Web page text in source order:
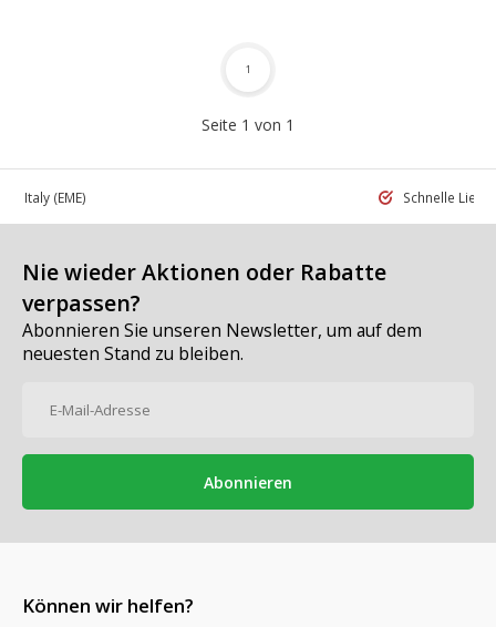
Seite 1 von 1
1
in Italy (EME) Schnelle
Nie wieder Aktionen oder Rabatte
verpassen?
Abonnieren Sie unseren Newsletter, um auf dem
neuesten Stand zu bleiben.
Abonnieren
Können wir helfen?